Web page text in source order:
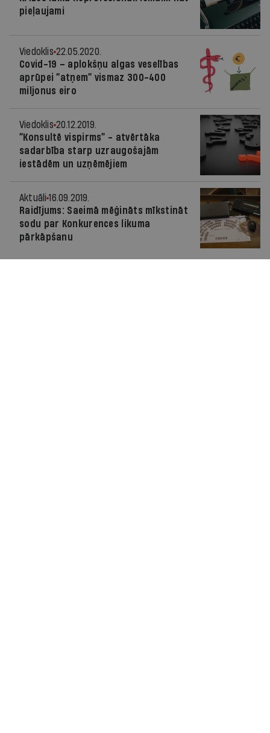
pieļaujami
Viedoklis 22.05.2020.
Covid-19 – aplokšņu algas veselības
aprūpei “atņem” vismaz 300-400
miljonus eiro
Viedoklis 20.12.2019.
“Konsultē vispirms” - atvērtāka
sadarbība starp uzraugošajām
iestādēm un uzņēmējiem
Aktuāli 16.09.2019.
Raidījums: Saeimā mēģināts mīkstināt
sodu par Konkurences likuma
pārkāpšanu